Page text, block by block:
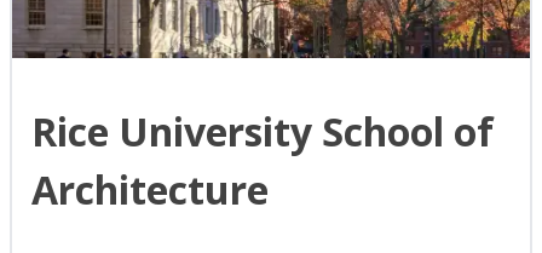
Rice University School of
Architecture